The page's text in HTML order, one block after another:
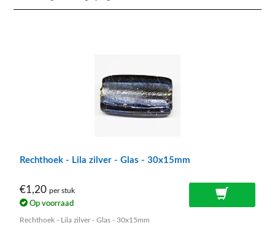
Rechthoek - Lila zilver - Glas - 30x15mm
€1,20 per stuk
Op voorraad
Rechthoek - Lila zilver - Glas - 30x15mm